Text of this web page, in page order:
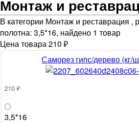
Монтаж и
В категории Монтаж и реставрация ,
полотна: 3,5*16, найдено 1 товар
Цена товара 210 ₽
Саморез гипс/дерево (кг/
210 ₽
3,5*16